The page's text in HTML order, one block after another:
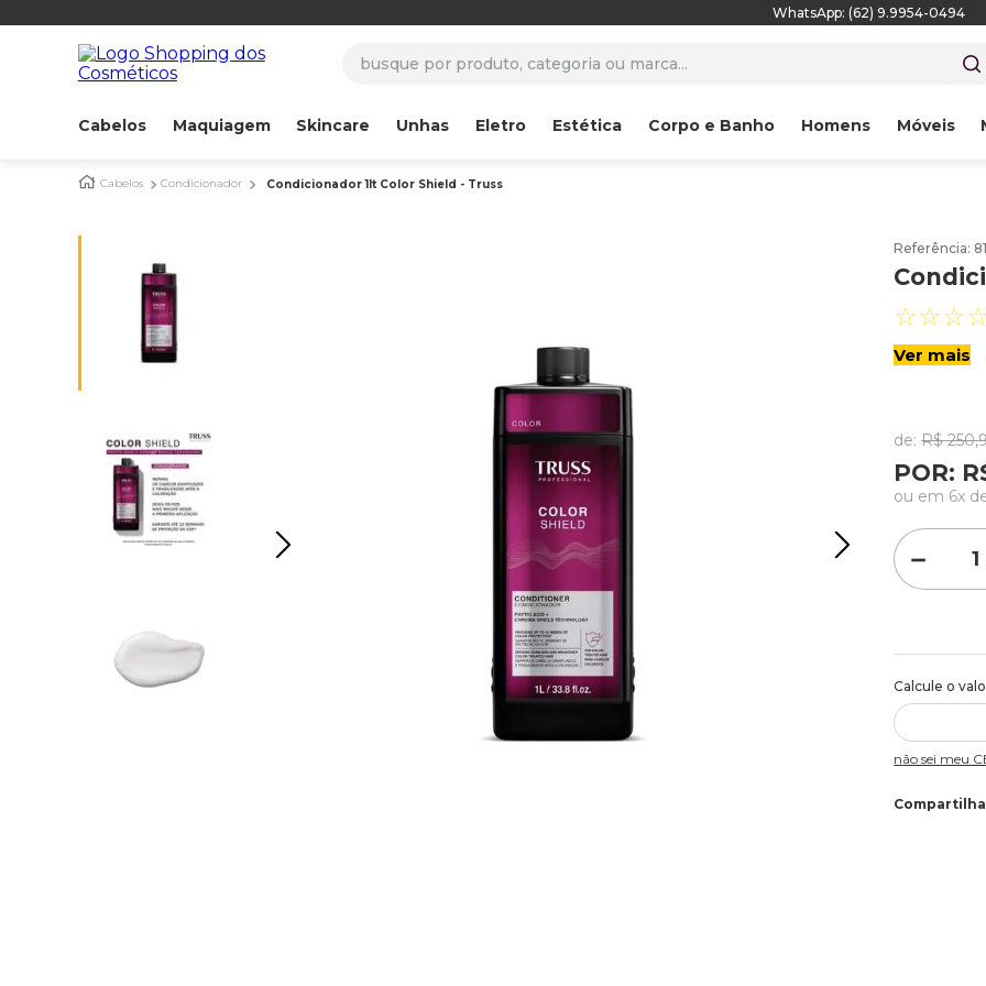
WhatsApp: (62) 9.9954-0494
Cabelos Maquiagem Skincare Unhas Eletro Estética Corpo e Banho Homens Móveis
Cabelos Condicionador Condicionador 1lt Color Shield - Truss
Referência:
☆☆☆
Ver mais
de:R$ 250,
POR:
ou em 6x
－
Não sei meu